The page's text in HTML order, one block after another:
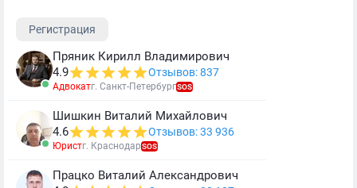
Регистрация
Пряник Кирилл Владимирович
4.9
Отзывов: 837
Адвокатг. Санкт-ПетербургSOS
Шишкин Виталий Михайлович
4.6
Отзывов: 33 936
Юристг. КраснодарSOS
Працко Виталий Александрович